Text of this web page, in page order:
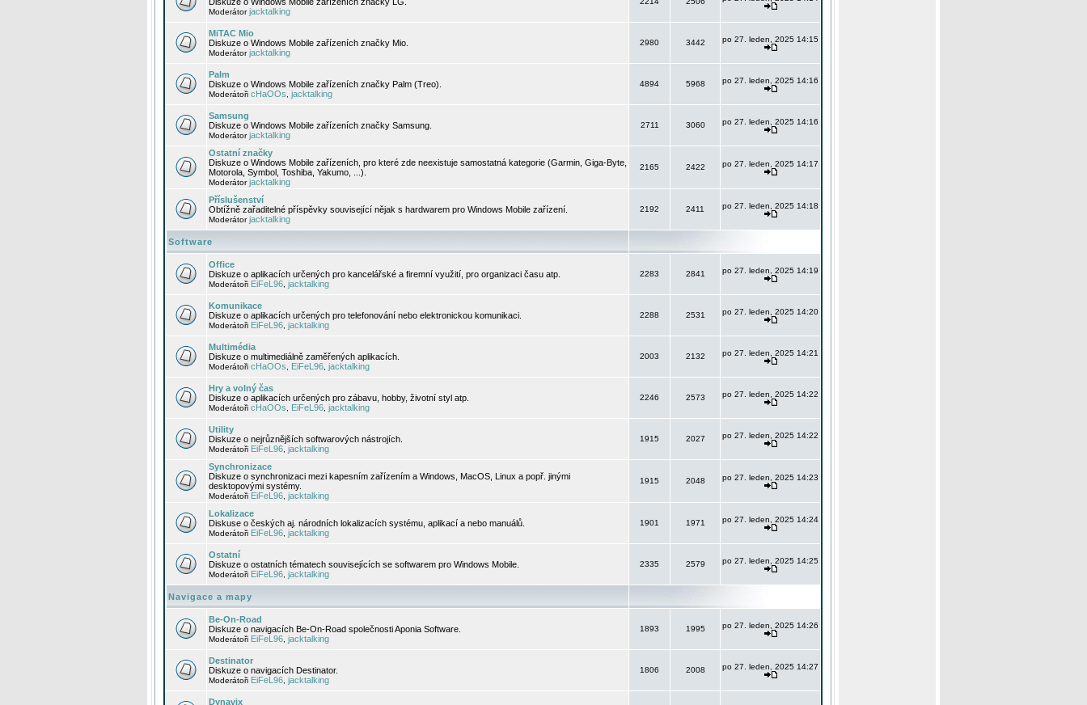
Moderátorjacktalking
MiTAC Mio
Diskuze o Windows Mobile zařízeních značky Mio.
Moderátorjacktalking
2980 3442 po 27. leden, 2025 14:15
Palm
Diskuze o Windows Mobile zařízeních značky Palm (Treo).
Moderátoři cHaOOs jacktalking
4894 5968 po 27. leden, 2025 14:16
Samsung
Diskuze o Windows Mobile zařízeních značky Samsung.
Moderátorjacktalking
2711 3060 po 27. leden, 2025 14:16
Ostatní značky
Diskuze o Windows Mobile zařízeních, pro které zde neexistuje samostatná kategorie (Garmin, Giga-Byte,
Motorola, Symbol, Toshiba, Yakumo, ...).
Moderátorjacktalking
2165 2422 po 27. leden, 2025 14:17
Příslušenství
Obtížně zařaditelné příspěvky související nějak s hardwarem pro Windows Mobile zařízení.
Moderátorjacktalking
2192 2411 po 27. leden, 2025 14:18
Software
Office
Diskuze o aplikacích určených pro kancelářské a firemní využití, pro organizaci času atp.
Moderátoři EiFeL96 jacktalking
2283 2841 po 27. leden, 2025 14:19
Komunikace
Diskuze o aplikacích určených pro telefonování nebo elektronickou komunikaci.
Moderátoři EiFeL96 jacktalking
2288 2531 po 27. leden, 2025 14:20
Multimédia
Diskuze o multimediálně zaměřených aplikacích.
Moderátoři cHaOOs EiFeL96 jacktalking
2003 2132 po 27. leden, 2025 14:21
Hry a volný čas
Diskuze o aplikacích určených pro zábavu, hobby, životní styl atp.
Moderátoři cHaOOs EiFeL96 jacktalking
2246 2573 po 27. leden, 2025 14:22
Utility
Diskuze o nejrůznějších softwarových nástrojích.
Moderátoři EiFeL96 jacktalking
1915 2027 po 27. leden, 2025 14:22
Synchronizace
Diskuze o synchronizaci mezi kapesním zařízením a Windows, MacOS, Linux a popř. jinými
desktopovými systémy.
Moderátoři EiFeL96 jacktalking
1915 2048 po 27. leden, 2025 14:23
Lokalizace
Diskuse o českých aj. národních lokalizacích systému, aplikací a nebo manuálů.
Moderátoři EiFeL96 jacktalking
1901 1971 po 27. leden, 2025 14:24
Ostatní
Diskuze o ostatních tématech souvisejících se softwarem pro Windows Mobile.
Moderátoři EiFeL96 jacktalking
2335 2579 po 27. leden, 2025 14:25
Navigace a mapy
Be-On-Road
Diskuze o navigacích Be-On-Road společnosti Aponia Software.
Moderátoři EiFeL96 jacktalking
1893 1995 po 27. leden, 2025 14:26
Destinator
Diskuze o navigacích Destinator.
Moderátoři EiFeL96 jacktalking
1806 2008 po 27. leden, 2025 14:27
Dynavix